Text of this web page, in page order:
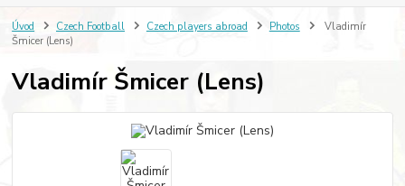
Úvod Czech Football Czech players abroad Photos
Vladimír
Šmicer (Lens)
Vladimír Šmicer (Lens)